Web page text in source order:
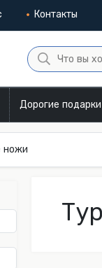
Контакты
Дорогие подарки
ножи